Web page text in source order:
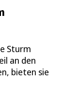
Sturm
an den
bieten sie